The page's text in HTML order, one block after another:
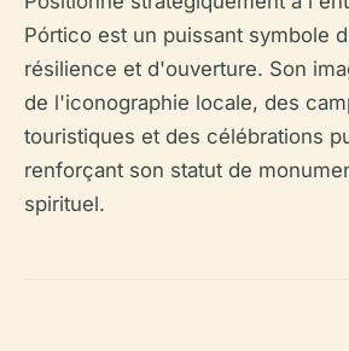
Pórtico est un puissant symbole
résilience et d'ouverture. Son
de l'iconographie locale, des
touristiques et des célébrations
renforçant son statut de
spirituel.